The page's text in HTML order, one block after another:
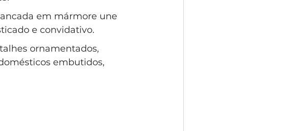
em mármore une
e convidativo.
ornamentados,
embutidos,